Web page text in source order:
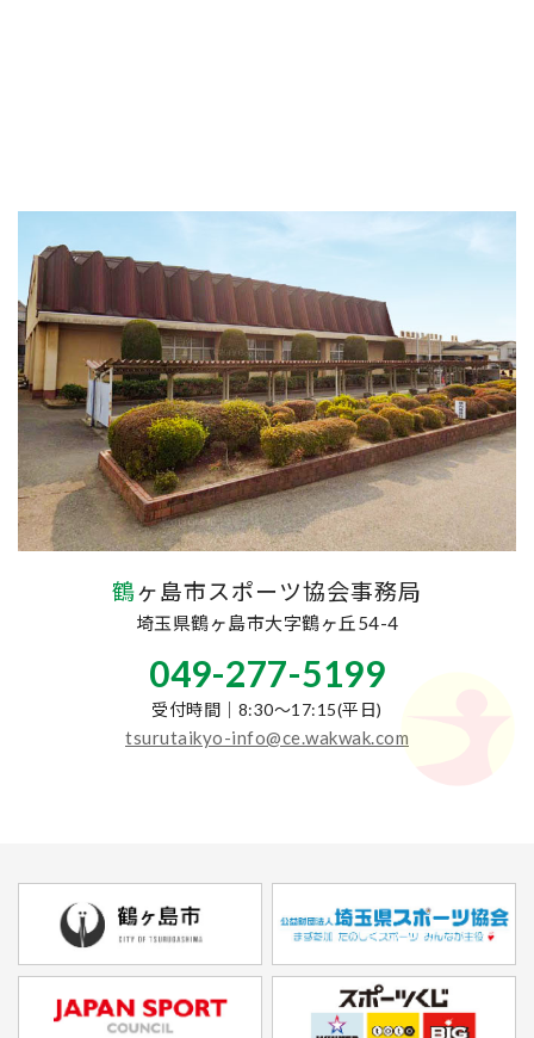
鶴ヶ島市スポーツ協会事務局
埼玉県鶴ヶ島市大字鶴ヶ丘54-4
049-277-5199
受付時間｜8:30～17:15(平日)
tsurutaikyo-info@ce.wakwak.com